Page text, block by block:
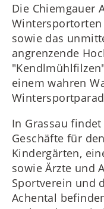
Die Chiemgauer
sowie das
angrenzende
einem wahren
In Grassau
Geschäfte für
Kindergärten,
sowie Ärzte und
Sportverein und
Achental